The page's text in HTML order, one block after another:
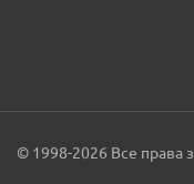
© 1998-2026 Все